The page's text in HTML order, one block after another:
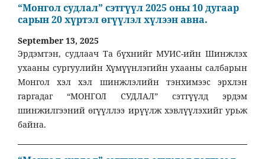
“Монгол судлал” сэтгүүл 2025 оны 10 дугаар
сарын 20 хүртэл өгүүлэл хүлээн авна.
September 13, 2025
Эрдэмтэн, судлаач Та бүхнийг МУИС-ийн Шинжлэх
ухааны сургуулийн Хүмүүнлэгийн ухааны салбарын
Монгол хэл хэл шинжлэлийн тэнхимээс эрхлэн
гаргадаг “МОНГОЛ СУДЛАЛ” сэтгүүлд эрдэм
шинжилгээний өгүүллээ ирүүлж хэвлүүлэхийг урьж
байна.